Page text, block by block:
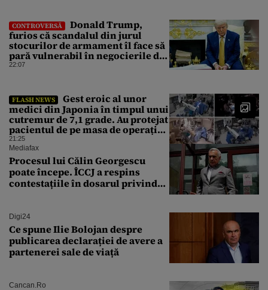
CONTROVERSĂ
Donald Trump,
furios că scandalul din jurul
stocurilor de armament îl face să
pară vulnerabil în negocierile de
pace cu Iranul
22:07
FLASH NEWS
Gest eroic al unor
medici din Japonia în timpul unui
cutremur de 7,1 grade. Au protejat
pacientul de pe masa de operație
cu propriile corpuri
21:25
Mediafax
Procesul lui Călin Georgescu
poate începe. ÎCCJ a respins
contestațiile în dosarul privind
Digi24
Ce spune Ilie Bolojan despre
publicarea declarației de avere a
partenerei sale de viață
Cancan.ro